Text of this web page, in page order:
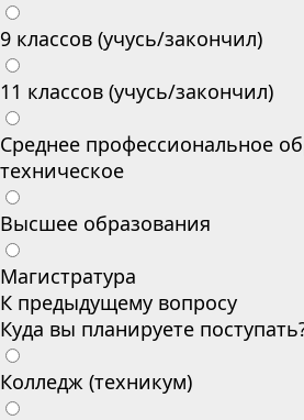
9 классов (учусь/закончил)
11 классов (учусь/закончил)
Среднее профессиональное
техническое
Высшее образования
Магистратура
К предыдущему вопросу
Куда вы планируете
Колледж (техникум)